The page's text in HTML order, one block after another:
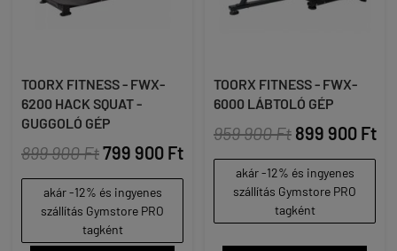
TOORX FITNESS - FWX-
6200 HACK SQUAT -
GUGGOLÓ GÉP
899 900 Ft799 900 Ft
akár -12% és ingyenes
szállítás Gymstore PRO
tagként
TOORX FITNESS - FWX-
6000 LÁBTOLÓ GÉP
959 900 Ft 899 900 Ft
akár -12% és ingyenes
szállítás Gymstore PRO
tagként